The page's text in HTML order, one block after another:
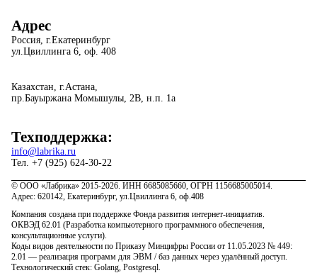
Адрес
Россия, г.Екатеринбург
ул.Цвиллинга 6, оф. 408
Казахстан, г.Астана,
пр.Бауыржана Момышулы, 2В, н.п. 1а
Техподдержка:
info@labrika.ru
Тел. +7 (925) 624-30-22
© ООО «Лабрика» 2015-2026. ИНН 6685085660, ОГРН 1156685005014.
Адрес: 620142, Екатеринбург, ул.Цвиллинга 6, оф.408
Компания создана при поддержке Фонда развития интернет-инициатив.
ОКВЭД 62.01 (Разработка компьютерного программного обеспечения,
консультационные услуги).
Коды видов деятельности по Приказу Минцифры России от 11.05.2023 № 449:
2.01 — реализация программ для ЭВМ / баз данных через удалённый доступ.
Технологический стек: Golang, Postgresql.